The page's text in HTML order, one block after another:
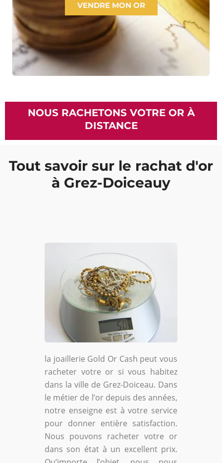
VENDRE MON OR
NOUS RACHETONS VOTRE OR À
DISTANCE
Tout savoir sur le rachat d'or
à Grez-Doiceauy
la joaillerie Gold Or Cash peut vous
racheter votre or si vous habitez
dans la ville de Grez-Doiceau. Dans
le métier de l’or depuis des années,
notre enseigne est à votre service
pour donner entière satisfaction.
Nous pouvons racheter votre or
dans son état à un excellent prix.